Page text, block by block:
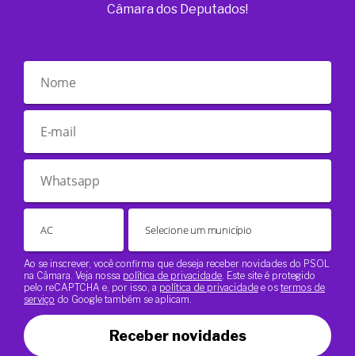
Câmara dos Deputados!
Ao se inscrever, você confirma que deseja receber novidades do PSOL
na Câmara. Veja nossa política de privacidade. Este site é protegido
pelo reCAPTCHA e, por isso, a política de privacidade e os termos de
serviço do Google também se aplicam.
Receber novidades